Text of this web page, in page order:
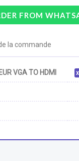
FROM
la commande
VGA TO HDMI